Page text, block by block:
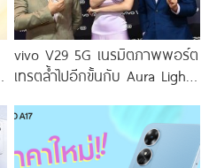
vivo V29 5G เนรมิตภาพพอร์ต
เทรตล้ำไปอีกขั้นกับ Aura Light
โดดเด่นด้วยสุนทรียศาสตร์แห่ง